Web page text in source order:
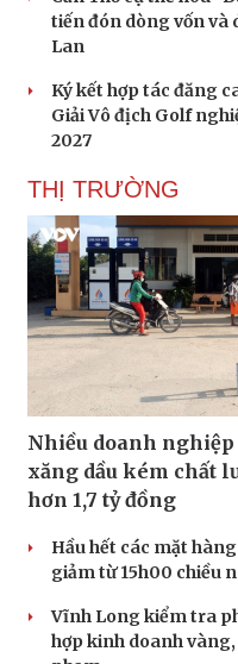
tiến đón dòng vốn và
Lan
Ký kết hợp tác đăng
Giải Vô địch Golf
2027
THỊ TRƯỜNG
Nhiều doanh
xăng dầu kém chất
hơn 1,7 tỷ đồng
Hầu hết các mặt
giảm từ 15h00 chiều
Vĩnh Long kiểm tra
hợp kinh doanh vàng,